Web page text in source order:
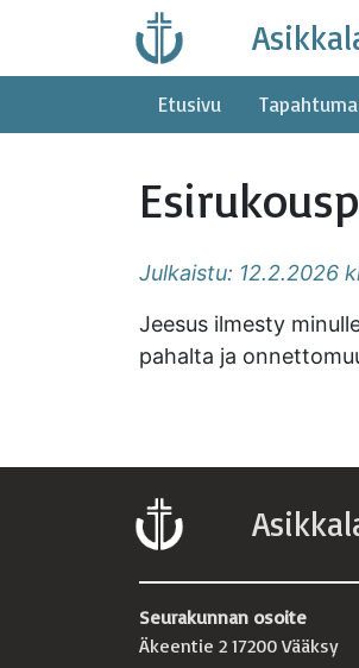
content
Etusivu
Julkaistu: 12.2.2026
Jeesus ilmesty
pahalta ja
Seurakunnan osoite
Äkeentie 2 17200 Vääksy